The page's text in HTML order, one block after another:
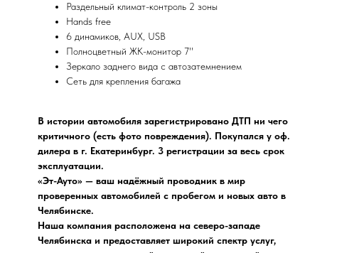
Раздельный климат-контроль 2 зоны
Hands free
6 динамиков, AUX, USB
Полноцветный ЖК-монитор 7''
Зеркало заднего вида с автозатемнением
Сеть для крепления багажа
В истории автомобиля зарегистрировано ДТП ни чего
критичного (есть фото повреждения). Покупался у оф.
дилера в г. Екатеринбург. 3 регистрации за весь срок
эксплуатации.
«Эт-Ауто» — ваш надёжный проводник в мир
проверенных автомобилей с пробегом и новых авто в
Челябинске.
Наша компания расположена на северо-западе
Челябинска и предоставляет широкий спектр услуг,